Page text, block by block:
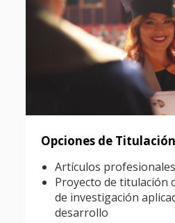
Opciones de Titulación
Artículos
Proyecto de titulación
de investigación
desarrollo